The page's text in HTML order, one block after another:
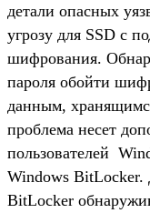
детали опасных
угрозу для SSD с
шифрования.
пароля обойти
данным,
проблема несет
пользователей
Windows BitLocker.
BitLocker